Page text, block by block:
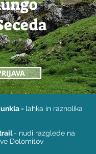
- lahka in raznolika
- nudi razglede na
Dolomitov